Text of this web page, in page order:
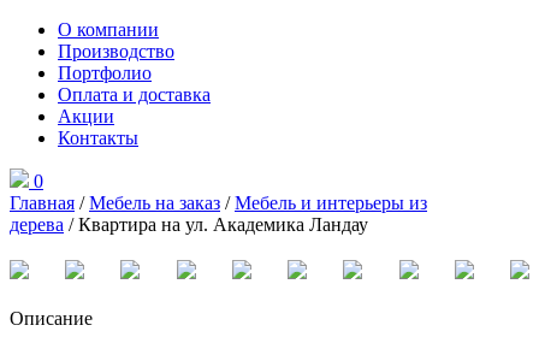
О компании
Производство
Портфолио
Оплата и доставка
Акции
Контакты
0
Главная /Мебель на заказ /Мебель и интерьеры из
дерева / Квартира на ул. Академика Ландау
Описание